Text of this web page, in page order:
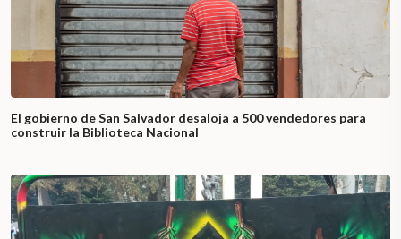
El gobierno de San Salvador desaloja a 500 vendedores para
construir la Biblioteca Nacional